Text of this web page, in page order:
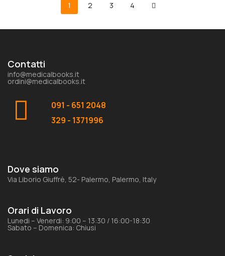
1 2 3 4
Contatti
info@medicalbooks.it
ordini@medicalbooks.it
091 - 651 2048
329 - 1371996
Dove siamo
Via Liborio Giuffrè, 52- Palermo, Palermo, Italy
Orari di Lavoro
Lunedi – Venerdi: 9:00 – 13:30 / 16:00-18:30
Sabato – Domenica: Chiusi